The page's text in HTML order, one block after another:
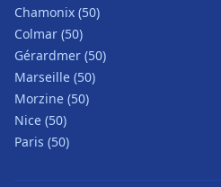
Chamonix (50)
Colmar (50)
Gérardmer (50)
Marseille (50)
Morzine (50)
Nice (50)
Paris (50)